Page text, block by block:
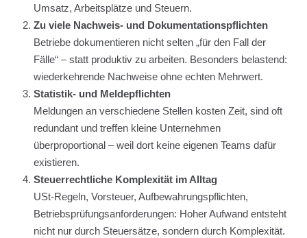
Umsatz, Arbeitsplätze und Steuern.
Zu viele Nachweis- und Dokumentationspflichten
Betriebe dokumentieren nicht selten „für den Fall der
Fälle“ – statt produktiv zu arbeiten. Besonders belastend:
wiederkehrende Nachweise ohne echten Mehrwert.
Statistik- und Meldepflichten
Meldungen an verschiedene Stellen kosten Zeit, sind oft
redundant und treffen kleine Unternehmen
überproportional – weil dort keine eigenen Teams dafür
existieren.
Steuerrechtliche Komplexität im Alltag
USt-Regeln, Vorsteuer, Aufbewahrungspflichten,
Betriebsprüfungsanforderungen: Hoher Aufwand entsteht
nicht nur durch Steuersätze, sondern durch Komplexität.